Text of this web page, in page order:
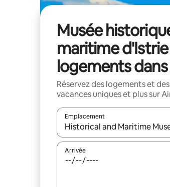
Musée
maritime d'Istrie
logements
Réservez des logements et
vacances uniques et plus sur
Emplacement
Quand les résultats sont
Arrivée